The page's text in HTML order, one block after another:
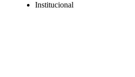
Institucional